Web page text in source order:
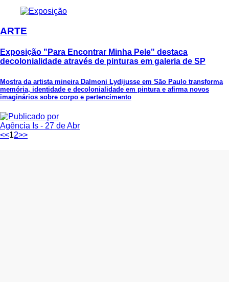
ARTE
Exposição "Para Encontrar Minha Pele" destaca
decolonialidade através de pinturas em galeria de SP
Mostra da artista mineira Dalmoni Lydijusse em São Paulo transforma
memória, identidade e decolonialidade em pintura e afirma novos
imaginários sobre corpo e pertencimento
Agência Is - 27 de Abr
<<12>>